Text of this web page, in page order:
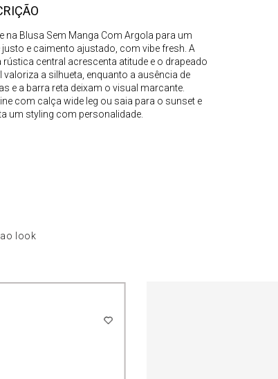
na Blusa Sem Manga Com Argola para um
justo e caimento ajustado, com vibe fresh. A
rústica central acrescenta atitude e o drapeado
valoriza a silhueta, enquanto a ausência de
e a barra reta deixam o visual marcante.
com calça wide leg ou saia para o sunset e
um styling com personalidade.
look